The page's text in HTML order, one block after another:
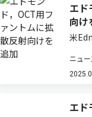
エド
向け
米
用フ
ポー
ニュー
エド